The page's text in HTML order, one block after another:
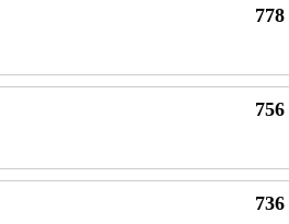
778
756
736